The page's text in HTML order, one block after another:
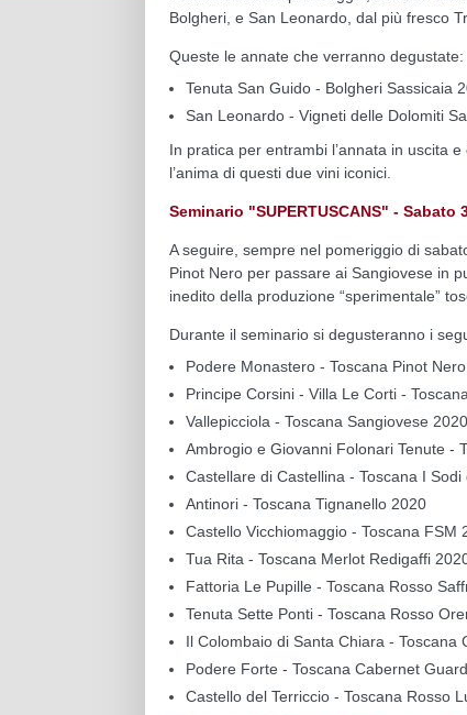
Bolgheri, e San Leonardo, dal più fresco
Queste le annate che verranno degustate:
Tenuta San Guido - Bolgheri Sassicaia
San Leonardo - Vigneti delle Dolomiti
In pratica per entrambi l’annata in uscita
l’anima di questi due vini iconici.
Seminario "SUPERTUSCANS" -
A seguire, sempre nel pomeriggio di
Pinot Nero per passare ai Sangiovese in
inedito della produzione “sperimentale”
Durante il seminario si degusteranno i
Podere Monastero - Toscana Pinot
Principe Corsini - Villa Le Corti -
Vallepicciola - Toscana Sangiovese 2020
Ambrogio e Giovanni Folonari Tenute -
Castellare di Castellina - Toscana I
Antinori - Toscana Tignanello 2020
Castello Vicchiomaggio - Toscana FSM
Tua Rita - Toscana Merlot Redigaffi
Fattoria Le Pupille - Toscana Rosso
Tenuta Sette Ponti - Toscana Rosso
Il Colombaio di Santa Chiara - Toscana
Podere Forte - Toscana Cabernet
Castello del Terriccio - Toscana Rosso